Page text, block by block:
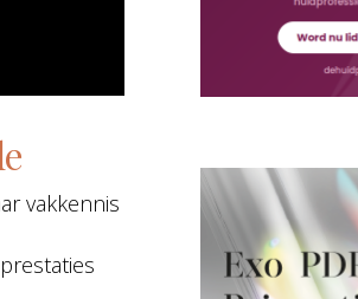
vakkennis